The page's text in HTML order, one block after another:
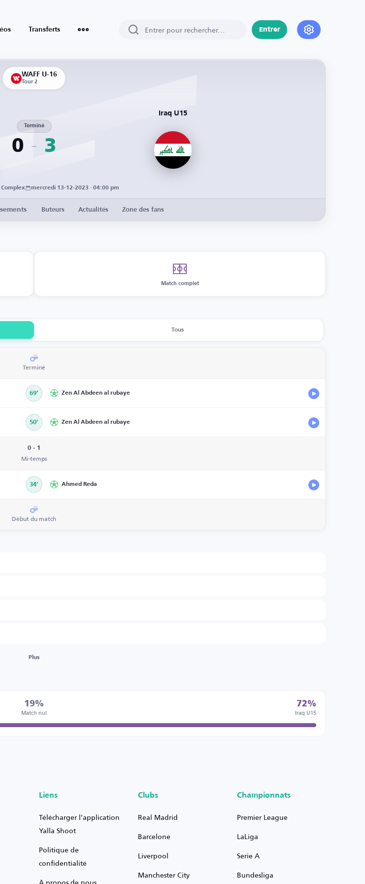
Transferts Entrer
WAFF U-16
Tour 2
0
Terminé
3
Iraq U15
mercredi 13-12-2023 · 04:00 pm
Buteurs Actualités Zone des fans
Match complet
Tous
Terminé
69’ Zen Al Abdeen al rubaye
50’ Zen Al Abdeen al rubaye
0 - 1
Mi-temps
34’ Ahmed Reda
Début du match
Plus
19%
Match nul
72%
Iraq U15
Liens
Télécharger l'application
Yalla Shoot
Politique de
confidentialité
Clubs
Real Madrid
Barcelone
Liverpool
Manchester City
Championnats
Premier League
LaLiga
Serie A
Bundesliga